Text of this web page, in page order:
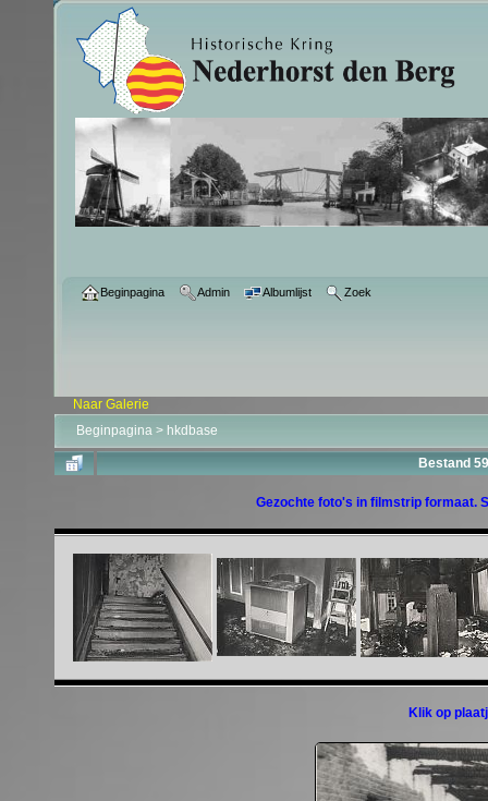
Beginpagina Admin Albumlijst Zoek
Naar Galerie
Beginpagina > hkdbase
Bestand
Gezochte foto's in filmstrip formaat.
Klik op